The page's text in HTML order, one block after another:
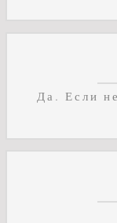
Да. Если